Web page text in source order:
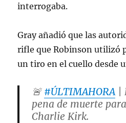
interrogaba.
Gray añadió que las
rifle que Robinson utilizó
un tiro en el cuello desde
🚨 #ÚLTIMAHORA|
pena de muerte
Charlie Kirk.